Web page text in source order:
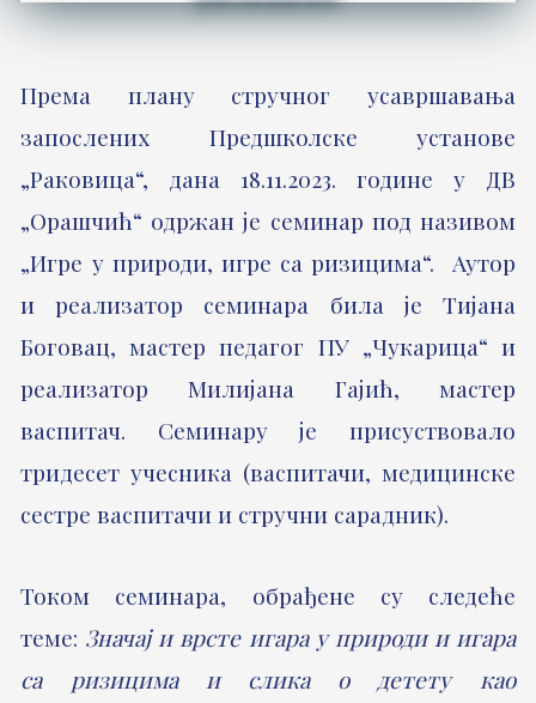
Према плану стручног усавршавања
запослених Предшколске установе
„Раковица“, дана 18.11.2023. године у ДВ
„Орашчић“ одржан је семинар под називом
„Игре у природи, игре са ризицима“. Аутор
и реализатор семинара била је Тијана
Боговац, мастер педагог ПУ „Чукарица“ и
реализатор Милијана Гајић, мастер
васпитач. Семинару је присуствовало
тридесет учесника (васпитачи, медицинске
сестре васпитачи и стручни сарадник).
Током семинара, обрађене су следеће
теме: Значај и врсте игара у природи и игара
са ризицима и слика о детету као